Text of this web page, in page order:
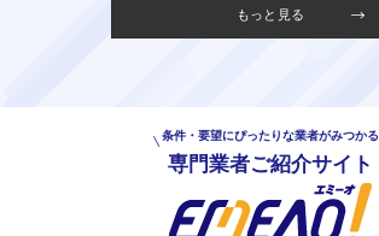
もっと見る
条件・要望にぴったりな業者がみつかる
専門業者ご紹介サイト